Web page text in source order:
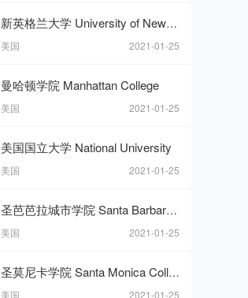
新英格兰大学 University of New England
美国 2021-01-25
曼哈顿学院 Manhattan College
美国 2021-01-25
美国国立大学 National University
美国 2021-01-25
圣芭芭拉城市学院 Santa Barbara City College
美国 2021-01-25
圣莫尼卡学院 Santa Monica College
美国 2021-01-25